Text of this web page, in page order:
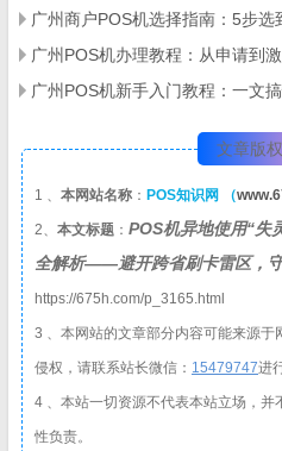
广州商户POS机选择指南：5步选
广州POS机办理教程：从申请到
广州POS机新手入门教程：一文
文章版
1 、 本网站名称 ： POS知识网 （
2、 本文标题 ： POS机异地使用“失
全解析——避开跨省刷卡雷区，
https://675h.com/p_3165.html
3 、本网站的文章部分内容可能来源
侵权，请联系站长微信： 15479747进
4 、本站一切资源不代表本站立场，
性负责。